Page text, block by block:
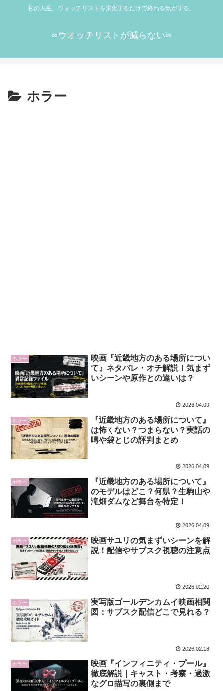
私の人生、ウォッチリストを消化するだけで終わる気がする。
∞ウオッチリストが減らない∞
ホラー
ホラー
映画『近畿地方のある場所につい
て』ネタバレ・オチ解説！気まず
いシーンや原作との違いは？
2026.04.09
ホラー
『近畿地方のある場所について』
は怖くない？つまらない？実話の
噂や袋とじの評判まとめ
2026.04.09
ホラー
『近畿地方のある場所について』
のモデルはどこ？何県？生駒山や
滝畑ダムなど舞台を特定！
2026.04.09
ホラー
映画サユリの気まずいシーンを解
説！配信やサブスク視聴の注意点
2026.02.20
ホラー
実写版ゴールデンカムイ映画相関
図：サブスク配信どこで見れる？
2026.02.18
ホラー
映画『インフィニティ・プール』
徹底解説｜キャスト・考察・過激
なグロ描写の裏側まで